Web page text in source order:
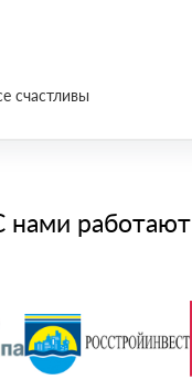
счастливы
нами работают